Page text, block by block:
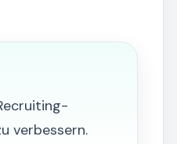
verbessern.